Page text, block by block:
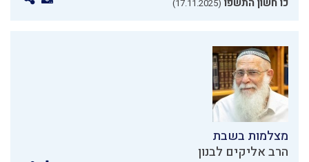
(17.11.2025)
מצלמות בשבת
הרב אליקים לבנון